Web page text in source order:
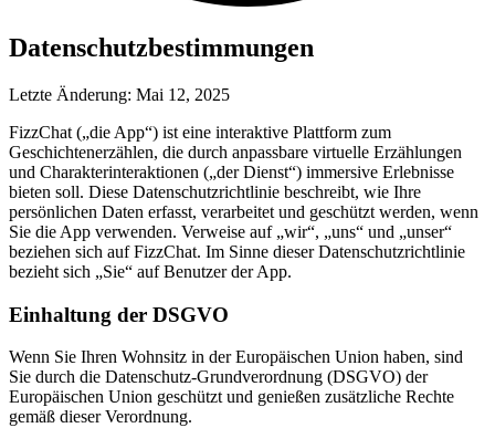
Datenschutzbestimmungen
Letzte Änderung: Mai 12, 2025
FizzChat („die App“) ist eine interaktive Plattform zum
Geschichtenerzählen, die durch anpassbare virtuelle Erzählungen
und Charakterinteraktionen („der Dienst“) immersive Erlebnisse
bieten soll. Diese Datenschutzrichtlinie beschreibt, wie Ihre
persönlichen Daten erfasst, verarbeitet und geschützt werden, wenn
Sie die App verwenden. Verweise auf „wir“, „uns“ und „unser“
beziehen sich auf FizzChat. Im Sinne dieser Datenschutzrichtlinie
bezieht sich „Sie“ auf Benutzer der App.
Einhaltung der DSGVO
Wenn Sie Ihren Wohnsitz in der Europäischen Union haben, sind
Sie durch die Datenschutz-Grundverordnung (DSGVO) der
Europäischen Union geschützt und genießen zusätzliche Rechte
gemäß dieser Verordnung.